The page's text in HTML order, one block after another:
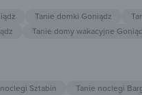
Tanie domki Goniądz
Tanie domy wakacyjne
Sztabin Tanie noclegi